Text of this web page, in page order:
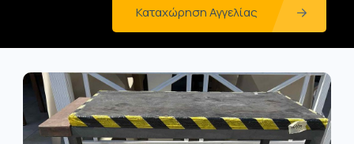
Καταχώρηση Αγγελίας